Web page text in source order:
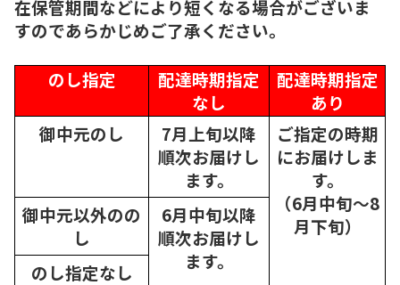
在保管期間などにより短くなる場合がございま
すのであらかじめご了承ください。
のし指定
配達時期指定
なし
配達時期指定
あり
御中元のし
7月上旬以降
順次お届けし
ます。
ご指定の時期
にお届けしま
す。
（6月中旬～8
月下旬）
御中元以外のの
し
6月中旬以降
順次お届けし
ます。
のし指定なし